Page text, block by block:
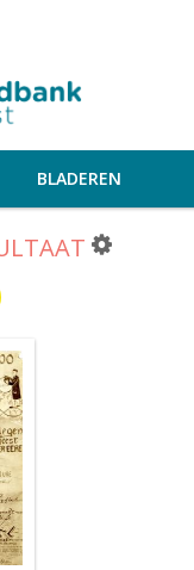
BLADEREN